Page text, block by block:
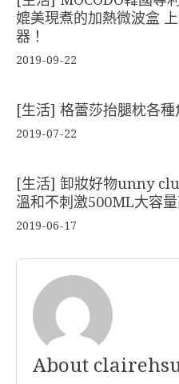
媲美現煮的加熱微波盒
器！
2019-09-22
[生活] 格蕾莎抬腿枕各
2019-07-22
[生活] 卸妝好物unny
溫和不刺激500ML大容
2019-06-17
About